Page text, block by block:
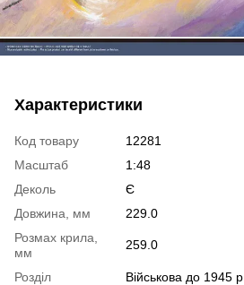
Характеристики
Код товару
12281
Масштаб
1:48
Деколь
Є
Довжина, мм
229.0
Розмах крила,
мм
259.0
Розділ
Військова до 1945 р.